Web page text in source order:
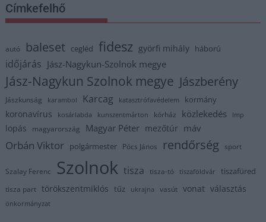
Címkefelhő
autó baleset cegléd fidesz györfi mihály háború
időjárás Jász-Nagykun-Szolnok megye
Jász-Nagykun Szolnok megye Jászberény
Jászkunság karambol Karcag katasztrófavédelem kormány
koronavírus kosárlabda kunszentmárton kórház közlekedés lmp
lopás magyarország Magyar Péter mezőtúr máv
Orbán Viktor polgármester Pócs János rendőrség sport
Szalay Ferenc Szolnok tisza tisza-tó tiszaföldvár tiszafüred
tisza part törökszentmiklós tűz ukrajna vasút vonat választás
önkormányzat